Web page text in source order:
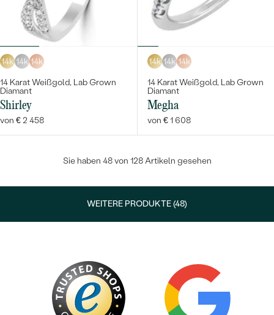
14k 14k 14k
14 Karat Weißgold, Lab Grown
Diamant
Shirley
von € 2 458
14k 14k 14k
14 Karat Weißgold, Lab Grown
Diamant
Megha
von € 1 608
Sie haben 48 von 128 Artikeln gesehen
WEITERE PRODUKTE (48)